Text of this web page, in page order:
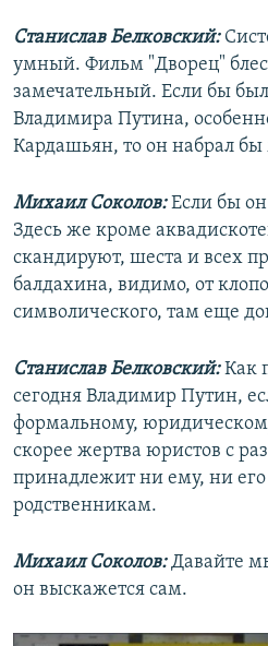
Станислав Белковский:
умный. Фильм "Дворец"
замечательный. Если бы
Владимира Путина,
Кардашьян, то он набрал
Михаил Соколов:Если бы
Здесь же кроме
скандируют, шеста и всех
балдахина, видимо, от
символического, там еще
Станислав Белковский:Как
сегодня Владимир Путин,
формальному,
скорее жертва юристов с
принадлежит ни ему, ни
родственникам.
Михаил Соколов:Давайте
он выскажется сам.